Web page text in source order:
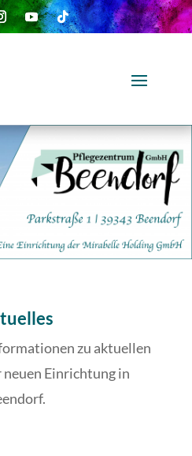
zu aktuellen
Einrichtung in